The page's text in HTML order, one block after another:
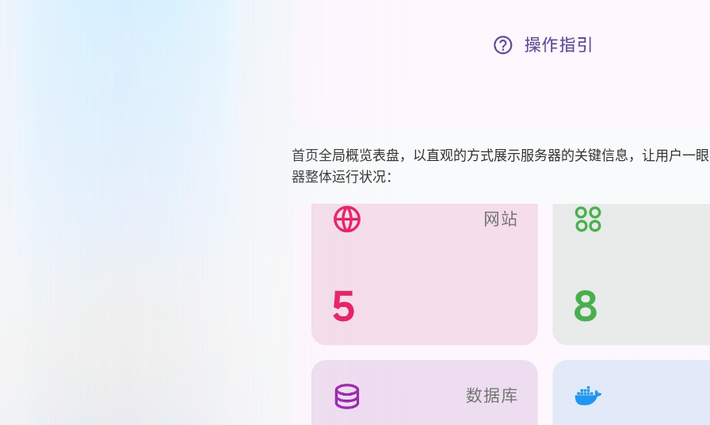
首页全局概览表盘，以直观的方式展示服务器的关键信息，让用户一
器整体运行状况：